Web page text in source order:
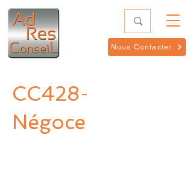
Nous Contacter
CC428 -
Négoce